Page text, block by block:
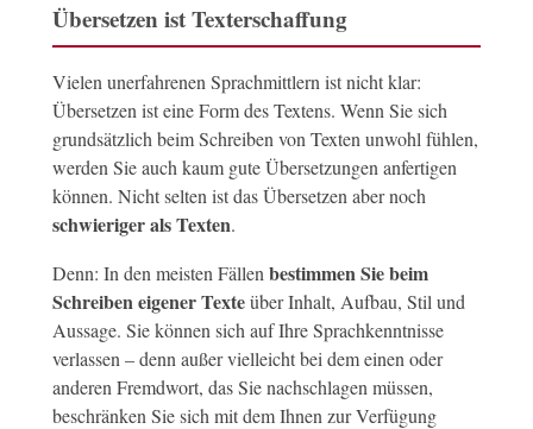
Übersetzen ist Texterschaffung
Vielen unerfahrenen Sprachmittlern ist nicht klar:
Übersetzen ist eine Form des Textens. Wenn Sie sich
grundsätzlich beim Schreiben von Texten unwohl fühlen,
werden Sie auch kaum gute Übersetzungen anfertigen
können. Nicht selten ist das Übersetzen aber noch
schwieriger als Texten.
Denn: In den meisten Fällen bestimmen Sie beim
Schreiben eigener Texteüber Inhalt, Aufbau, Stil und
Aussage. Sie können sich auf Ihre Sprachkenntnisse
verlassen – denn außer vielleicht bei dem einen oder
anderen Fremdwort, das Sie nachschlagen müssen,
beschränken Sie sich mit dem Ihnen zur Verfügung